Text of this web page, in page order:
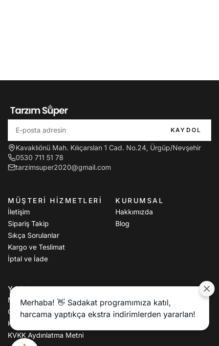
KAYDOL
Kavaklıönü Mah. Kılıçarslan 1 Cad. No.24, Ürgüp/Nevşehir
0530 711 51 78
tarzimsuper2020@gmail.com
MÜŞTERI HIZMETLERI
İletişim
Sipariş Takip
Sıkça Sorulanlar
Kargo ve Teslimat
İptal ve İade
KURUMSAL
Hakkımızda
Blog
YASAL
Mesafeli Satış Sözleşmesi
Gizlilik Politikası
Kullanım Koşulları
KVKK Aydınlatma Metni
Merhaba! 👋 Sadakat programımıza katıl,
harcama yaptıkça ekstra indirimlerden yararlan!